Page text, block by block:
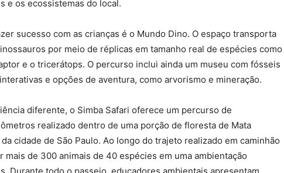
e os ecossistemas do local.
sucesso com as crianças é o Mundo Dino. O espaço transporta
por meio de réplicas em tamanho real de espécies como
e o tricerátops. O percurso inclui ainda um museu com fósseis
e opções de aventura, como arvorismo e mineração.
diferente, o Simba Safari oferece um percurso de
realizado dentro de uma porção de floresta de Mata
cidade de São Paulo. Ao longo do trajeto realizado em caminhão
mais de 300 animais de 40 espécies em uma ambientação
Durante todo o passeio, educadores ambientais apresentam